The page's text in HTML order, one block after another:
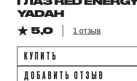
YADAH
5,0
1 отзыв
КУПИТЬ
ДОБАВИТЬ ОТЗЫВ